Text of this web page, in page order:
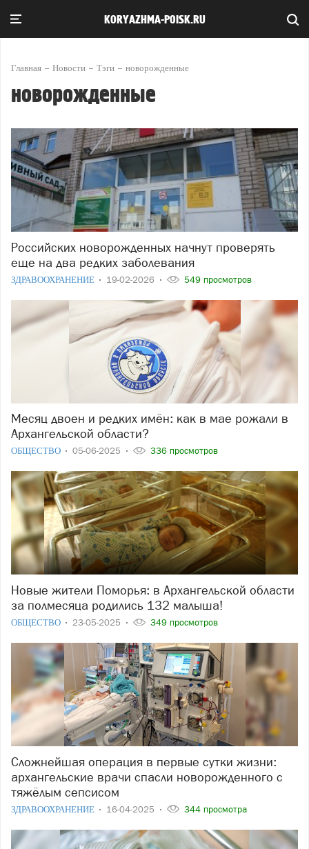
KORYAZHMA-POISK.RU
Главная Новости Тэги новорожденные
новорожденные
Российских новорожденных начнут проверять
еще на два редких заболевания
ЗДРАВООХРАНЕНИЕ 19-02-2026 549 просмотров
Месяц двоен и редких имён: как в мае рожали в
Архангельской области?
ОБЩЕСТВО 05-06-2025 336 просмотров
Новые жители Поморья: в Архангельской области
за полмесяца родились 132 малыша!
ОБЩЕСТВО 23-05-2025 349 просмотров
Сложнейшая операция в первые сутки жизни:
архангельские врачи спасли новорожденного с
тяжёлым сепсисом
ЗДРАВООХРАНЕНИЕ 16-04-2025 344 просмотра